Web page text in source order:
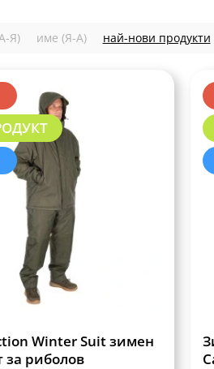
Я) име (Я-А) най-нови продукти
Winter Suit зимен
за риболов